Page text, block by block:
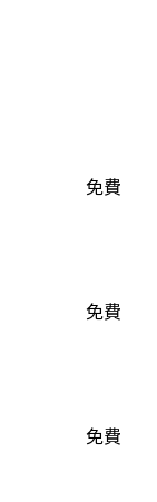
免費
免費
免費